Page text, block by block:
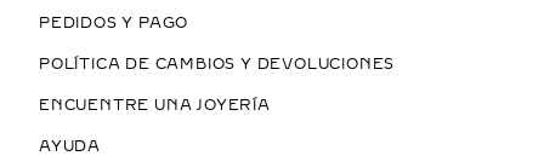
PEDIDOS Y PAGO
POLÍTICA DE CAMBIOS Y DEVOLUCIONES
ENCUENTRE UNA JOYERÍA
AYUDA